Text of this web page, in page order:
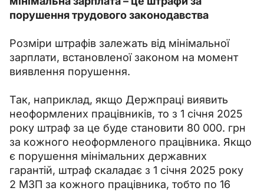
порушення трудового законодавства
Розміри штрафів залежать від мінімальної
зарплати, встановленої законом на момент
виявлення порушення.
Так, наприклад, якщо Держпраці виявить
неоформлених працівників, то з 1 січня 2025
року штраф за це буде становити 80 000. грн
за кожного неоформленого працівника. Якщо
є порушення мінімальних державних
гарантій, штраф скаладає з 1 січня 2025 року
2 МЗП за кожного працівника, тобто по 16